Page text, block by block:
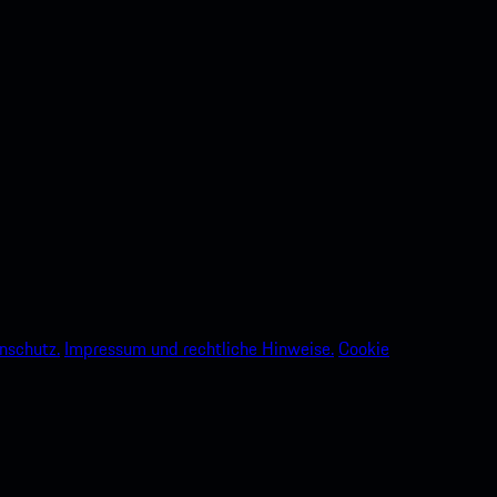
Impressum und rechtliche Hinweise.Cookie